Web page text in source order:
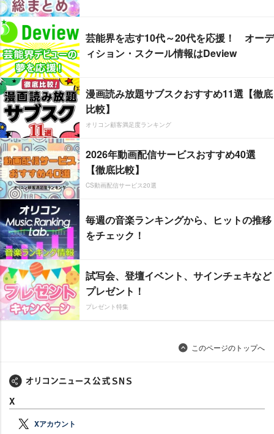
芸能界を志す10代～20代を応援！ オーデ
ィション・スクール情報はDeview
漫画読み放題サブスクおすすめ11選【徹底
比較】
オリコン顧客満足度ランキング
2026年動画配信サービスおすすめ40選
【徹底比較】
CS動画配信サービス20選
毎週の音楽ランキングから、ヒットの推移
をチェック！
試写会、登壇イベント、サインチェキなど
プレゼント！
プレゼント特集
このページのトップへ
X
Xアカウント